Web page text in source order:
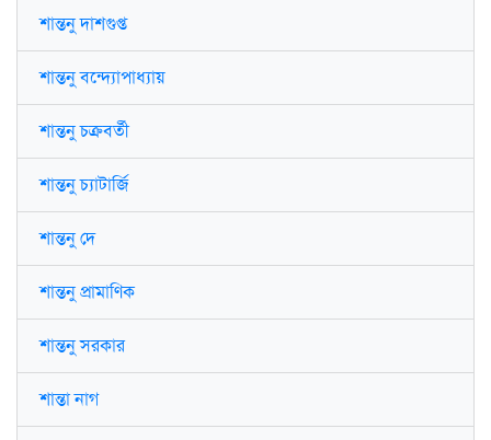
শান্তনু দাশগুপ্ত
শান্তনু বন্দ্যোপাধ্যায়
শান্তনু চক্রবর্তী
শান্তনু চ্যাটার্জি
শান্তনু দে
শান্তনু প্রামাণিক
শান্তনু সরকার
শান্তা নাগ